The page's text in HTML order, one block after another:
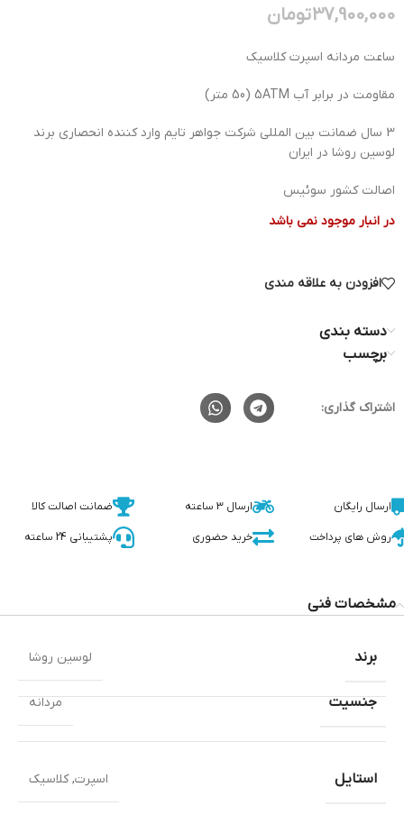
37,900,000تومان
ساعت مردانه اسپرت کلاسیک
مقاومت در برابر آب 5ATM (50 متر)
3 سال ضمانت بین المللی شرکت جواهر تایم وارد کننده انحصاری برند
لوسین روشا در ایران
اصالت کشور سوئیس
در انبار موجود نمی باشد
افزودن به علاقه مندی
دسته بندی
برچسب
اشتراک گذاری:
ارسال رایگان ارسال 3 ساعته ضمانت اصالت کالا
روش های پرداخت خرید حضوری پشتیبانی 24 ساعته
مشخصات فنی
جنسیت مردانه
استایل اسپرت,کلاسیک
برند لوسین روشا